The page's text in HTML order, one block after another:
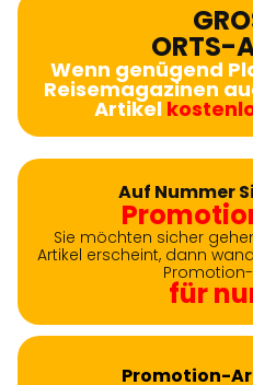
ORTS-
Wenn genügend
Reisemagazinen
Artikel
Auf Nummer
Sie möchten sicher
Artikel erscheint, dann
für
Promotion-